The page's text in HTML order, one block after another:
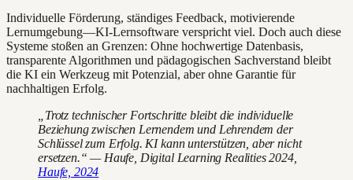
Individuelle Förderung, ständiges Feedback, motivierende
Lernumgebung—KI-Lernsoftware verspricht viel. Doch auch diese
Systeme stoßen an Grenzen: Ohne hochwertige Datenbasis,
transparente Algorithmen und pädagogischen Sachverstand bleibt
die KI ein Werkzeug mit Potenzial, aber ohne Garantie für
nachhaltigen Erfolg.
„Trotz technischer Fortschritte bleibt die individuelle
Beziehung zwischen Lernendem und Lehrendem der
Schlüssel zum Erfolg. KI kann unterstützen, aber nicht
ersetzen.“ — Haufe, Digital Learning Realities 2024,
Haufe, 2024